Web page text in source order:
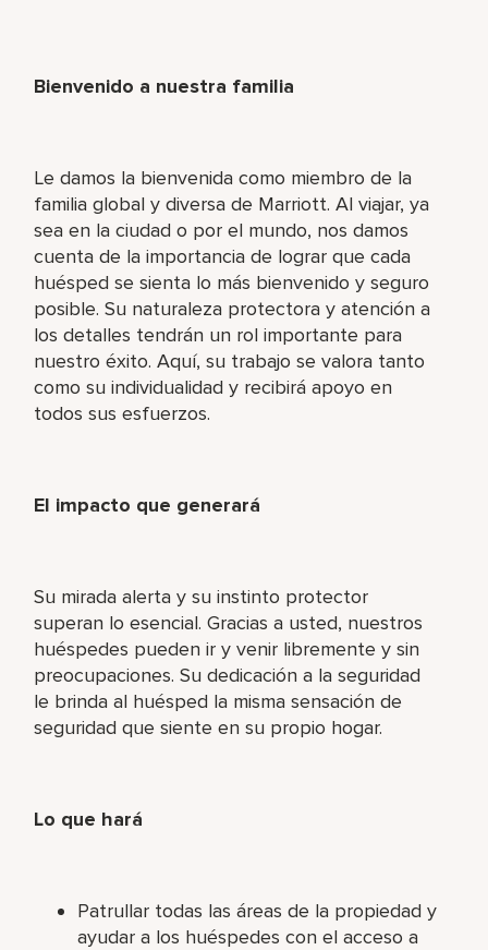
Bienvenido a nuestra familia
Le damos la bienvenida como miembro de la
familia global y diversa de Marriott. Al viajar, ya
sea en la ciudad o por el mundo, nos damos
cuenta de la importancia de lograr que cada
huésped se sienta lo más bienvenido y seguro
posible. Su naturaleza protectora y atención a
los detalles tendrán un rol importante para
nuestro éxito. Aquí, su trabajo se valora tanto
como su individualidad y recibirá apoyo en
todos sus esfuerzos.
El impacto que generará
Su mirada alerta y su instinto protector
superan lo esencial. Gracias a usted, nuestros
huéspedes pueden ir y venir libremente y sin
preocupaciones. Su dedicación a la seguridad
le brinda al huésped la misma sensación de
seguridad que siente en su propio hogar.
Lo que hará
Patrullar todas las áreas de la propiedad y
ayudar a los huéspedes con el acceso a